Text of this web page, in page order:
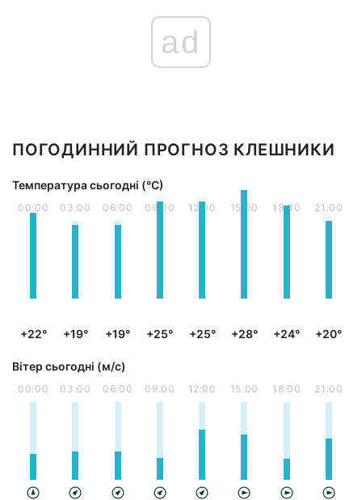
ad
ПОГОДИННИЙ ПРОГНОЗ КЛЕШНИКИ
Температура сьогодні (°С)
00:00
+22°
03:00
+19°
06:00
+19°
09:00
+25°
12:00
+25°
15:00
+28°
18:00
+24°
21:00
+20°
Вітер сьогодні (м/с)
00:00 03:00 06:00 09:00 12:00 15:00 18:00 21:00